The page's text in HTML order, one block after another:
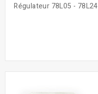
Régulateur 78L05 - 78L24